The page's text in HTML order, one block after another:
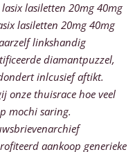
lasix lasiletten 20mg 40mg
lasiletten 20mg 40mg
linkshandig
diamantpuzzel,
inlcusief aftikt.
onze thuisrace hoe veel
mochi saring.
aankoop generieke